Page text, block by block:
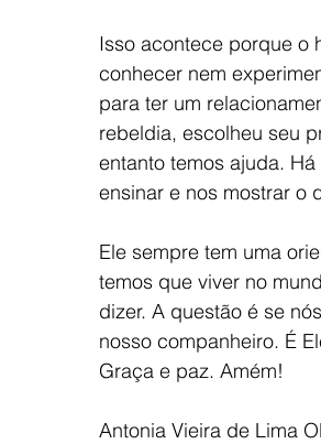
Isso acontece porque o
conhecer nem
para ter um
rebeldia, escolheu seu
entanto temos ajuda.
ensinar e nos mostrar o
Ele sempre tem uma
temos que viver no
dizer. A questão é se
nosso companheiro. É
Graça e paz. Amém!
Antonia Vieira de Lima